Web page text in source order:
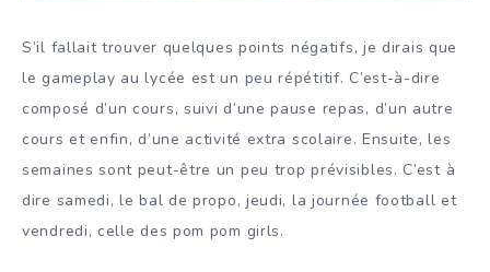
S’il fallait trouver quelques points négatifs, je dirais que
le gameplay au lycée est un peu répétitif. C’est-à-dire
composé d’un cours, suivi d’une pause repas, d’un autre
cours et enfin, d’une activité extra scolaire. Ensuite, les
semaines sont peut-être un peu trop prévisibles. C’est à
dire samedi, le bal de propo, jeudi, la journée football et
vendredi, celle des pom pom girls.